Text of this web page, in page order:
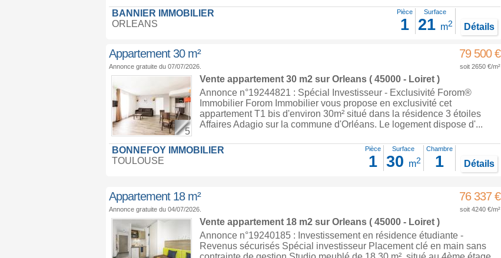
BANNIER IMMOBILIER
ORLEANS
Pièce
1
Surface
21 m2 Détails
Appartement 30 m² 79 500 €
Annonce gratuite du 07/07/2026. soit 2650 €/m²
5
Vente appartement 30 m2 sur Orleans( 45000 - Loiret )
Annonce n°19244821 : Spécial Investisseur - Exclusivité Forom®
Immobilier Forom Immobilier vous propose en exclusivité cet
appartement T1 bis d'environ 30m² situé dans la résidence 3 étoiles
Affaires Adagio sur la commune d'Orléans. Le logement dispose d'...
BONNEFOY IMMOBILIER
TOULOUSE
Pièce
1
Surface
30 m2
Chambre
1 Détails
Appartement 18 m² 76 337 €
Annonce gratuite du 04/07/2026. soit 4240 €/m²
Vente appartement 18 m2 sur Orleans( 45000 - Loiret )
Annonce n°19240185 : Investissement en résidence étudiante -
Revenus sécurisés Spécial investisseur Placement clé en main sans